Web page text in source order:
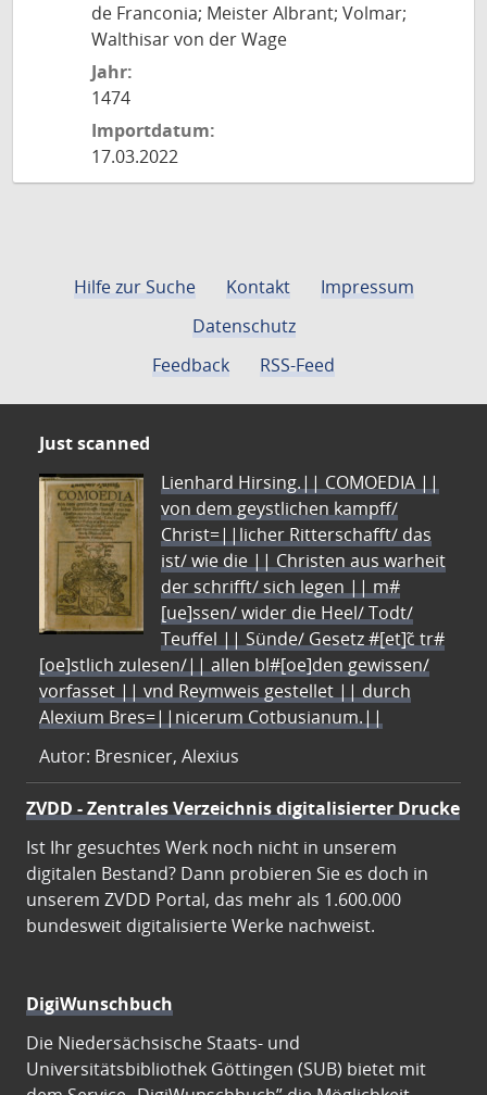
de Franconia; Meister Albrant; Volmar;
Walthisar von der Wage
Jahr:
1474
Importdatum:
17.03.2022
Hilfe zur Suche Kontakt
Impressum
Datenschutz
Feedback
RSS-Feed
Just scanned
Lienhard Hirsing.|| COMOEDIA ||
von dem geystlichen kampff/
Christ=||licher Ritterschafft/ das
ist/ wie die || Christen aus warheit
der schrifft/ sich legen || m#
[ue]ssen/ wider die Heel/ Todt/
Teuffel || Sünde/ Gesetz #[et]c̃ tr#
[oe]stlich zulesen/|| allen bl#[oe]den gewissen/
vorfasset || vnd Reymweis gestellet || durch
Alexium Bres=||nicerum Cotbusianum.||
Autor: Bresnicer, Alexius
ZVDD - Zentrales Verzeichnis digitalisierter Drucke
Ist Ihr gesuchtes Werk noch nicht in unserem
digitalen Bestand? Dann probieren Sie es doch in
unserem ZVDD Portal, das mehr als 1.600.000
bundesweit digitalisierte Werke nachweist.
DigiWunschbuch
Die Niedersächsische Staats- und
Universitätsbibliothek Göttingen (SUB) bietet mit